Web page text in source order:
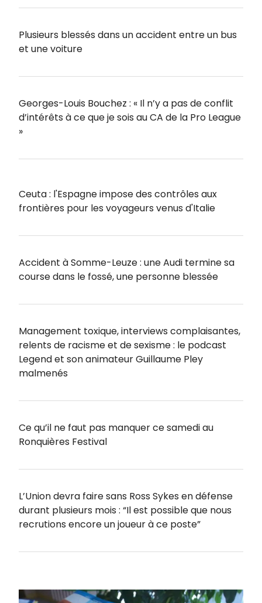
Plusieurs blessés dans un accident entre un bus
et une voiture
Georges-Louis Bouchez : « Il n’y a pas de conflit
d’intérêts à ce que je sois au CA de la Pro League
»
Ceuta : l'Espagne impose des contrôles aux
frontières pour les voyageurs venus d'Italie
Accident à Somme-Leuze : une Audi termine sa
course dans le fossé, une personne blessée
Management toxique, interviews complaisantes,
relents de racisme et de sexisme : le podcast
Legend et son animateur Guillaume Pley
malmenés
Ce qu’il ne faut pas manquer ce samedi au
Ronquières Festival
L’Union devra faire sans Ross Sykes en défense
durant plusieurs mois : “Il est possible que nous
recrutions encore un joueur à ce poste”